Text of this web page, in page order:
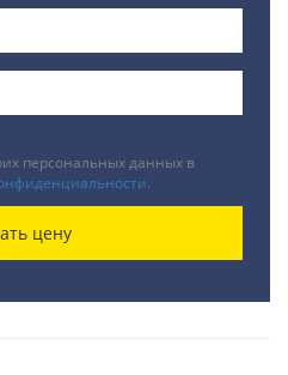
персональных данных в
.
цену